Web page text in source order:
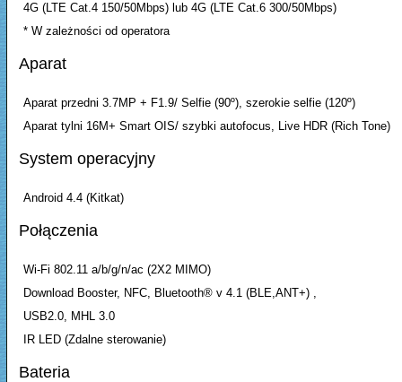
4G (LTE Cat.4 150/50Mbps) lub 4G (LTE Cat.6 300/50Mbps)
* W zależności od operatora
Aparat
Aparat przedni 3.7MP + F1.9/ Selfie (90º), szerokie selfie (120º)
Aparat tylni 16M+ Smart OIS/ szybki autofocus, Live HDR (Rich Tone)
System operacyjny
Android 4.4 (Kitkat)
Połączenia
Wi-Fi 802.11 a/b/g/n/ac (2X2 MIMO)
Download Booster, NFC, Bluetooth® v 4.1 (BLE,ANT+) ,
USB2.0, MHL 3.0
IR LED (Zdalne sterowanie)
Bateria